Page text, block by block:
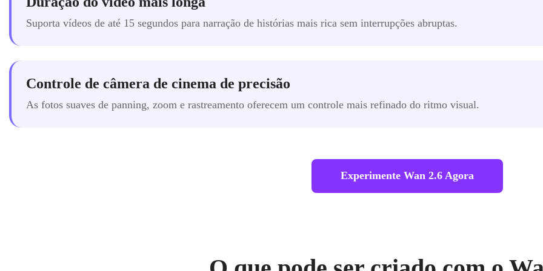
Suporta vídeos de até 15 segundos para narração de histórias mais rica sem interrupções abruptas.
Controle de câmera de cinema de precisão
As fotos suaves de panning, zoom e rastreamento oferecem um controle mais refinado do ritmo visual.
Experimente Wan 2.6 Agora